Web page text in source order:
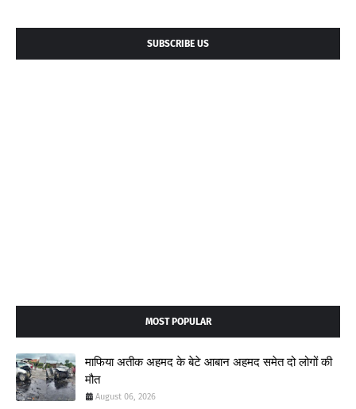
SUBSCRIBE US
MOST POPULAR
माफिया अतीक अहमद के बेटे आबान अहमद समेत दो लोगों की
मौत
August 06, 2026